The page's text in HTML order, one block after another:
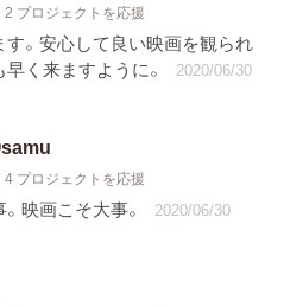
2 プロジェクトを応援
す。安心して良い映画を観られ
く来ますように。
2020/06/30
4 プロジェクトを応援
映画こそ大事。
2020/06/30